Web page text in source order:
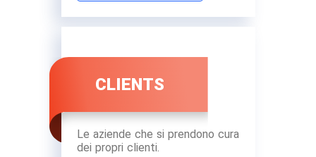
CLIENTS
Le aziende che si prendono cura
dei propri clienti.